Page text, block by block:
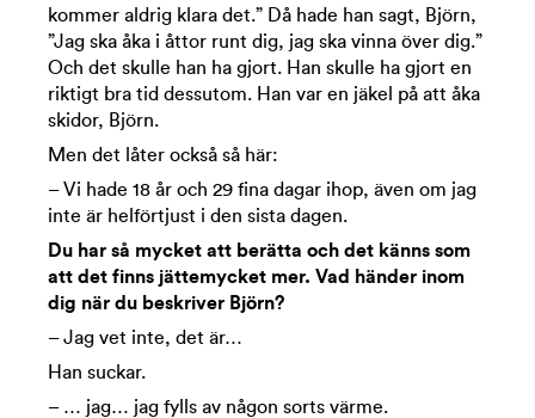
kommer aldrig klara det.” Då hade han sagt, Björn,
”Jag ska åka i åttor runt dig, jag ska vinna över dig.”
Och det skulle han ha gjort. Han skulle ha gjort en
riktigt bra tid dessutom. Han var en jäkel på att åka
skidor, Björn.
Men det låter också så här:
– Vi hade 18 år och 29 fina dagar ihop, även om jag
inte är helförtjust i den sista dagen.
Du har så mycket att berätta och det känns som
att det finns jättemycket mer. Vad händer inom
dig när du beskriver Björn?
– Jag vet inte, det är…
Han suckar.
– … jag… jag fylls av någon sorts värme.